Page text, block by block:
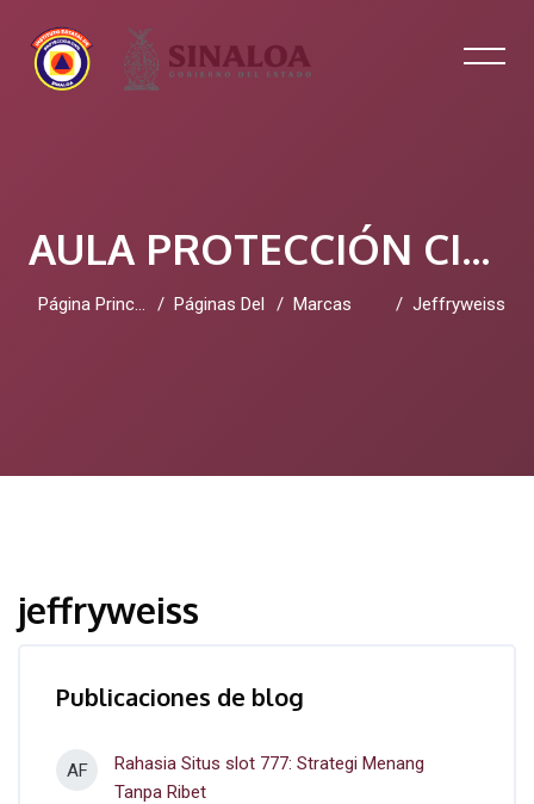
AULA PROTECCIÓN CIVIL SINALOA
Página Principal Páginas Del SitioMarcas Jeffryweiss
jeffryweiss
Publicaciones de blog
AF
Rahasia Situs slot 777: Strategi Menang
Tanpa Ribet